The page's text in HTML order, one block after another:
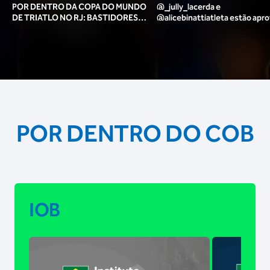
POR DENTRO DA COPA DO MUNDO
DE TRIATLO NO RJ: BASTIDORES,
@_jully_lacerda​ e
@alicebinattiatleta​ estão
POR DENTRO DO COB
IOB